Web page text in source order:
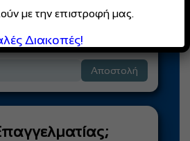
μας!
Αποστολή
με την επιστροφή μας.
Διακοπές!